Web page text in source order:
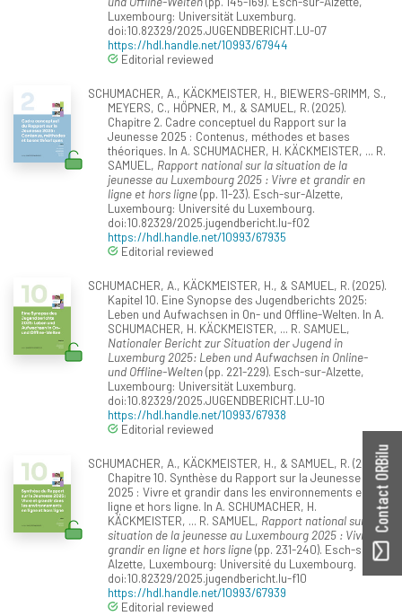
Luxembourg: Universität Luxemburg.
doi:10.82329/2025.JUGENDBERICHT.LU-07
https://hdl.handle.net/10993/67944
Editorial reviewed
SCHUMACHER, A., KÄCKMEISTER, H., BIEWERS-GRIMM, S.,
MEYERS, C., HÖPNER, M., & SAMUEL, R. (2025).
Chapitre 2. Cadre conceptuel du Rapport sur la
Jeunesse 2025 : Contenus, méthodes et bases
théoriques. In A. SCHUMACHER, H. KÄCKMEISTER, ... R.
SAMUEL, Rapport national sur la situation de la
jeunesse au Luxembourg 2025 : Vivre et grandir en
ligne et hors ligne(pp. 11-23). Esch-sur-Alzette,
Luxembourg: Université du Luxembourg.
doi:10.82329/2025.jugendbericht.lu-f02
https://hdl.handle.net/10993/67935
Editorial reviewed
SCHUMACHER, A., KÄCKMEISTER, H., & SAMUEL, R. (2025).
Kapitel 10. Eine Synopse des Jugendberichts 2025:
Leben und Aufwachsen in On- und Offline-Welten. In A.
SCHUMACHER, H. KÄCKMEISTER, ... R. SAMUEL,
Nationaler Bericht zur Situation der Jugend in
Luxemburg 2025: Leben und Aufwachsen in Online-
und Offline-Welten(pp. 221-229). Esch-sur-Alzette,
Luxembourg: Universität Luxemburg.
doi:10.82329/2025.JUGENDBERICHT.LU-10
https://hdl.handle.net/10993/67938
Editorial reviewed
SCHUMACHER, A., KÄCKMEISTER, H., & SAMUEL, R. (2025).
Chapitre 10. Synthèse du Rapport sur la Jeunesse
2025 : Vivre et grandir dans les environnements en
ligne et hors ligne. In A. SCHUMACHER, H.
KÄCKMEISTER, ... R. SAMUEL, Rapport national sur la
situation de la jeunesse au Luxembourg 2025 : Vivre et
grandir en ligne et hors ligne(pp. 231-240). Esch-sur-
Alzette, Luxembourg: Université du Luxembourg.
doi:10.82329/2025.jugendbericht.lu-f10
https://hdl.handle.net/10993/67939
Editorial reviewed
Contact ORBilu